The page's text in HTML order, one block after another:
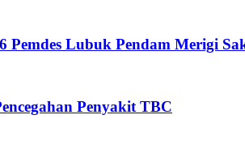
Lubuk Pendam Merigi
Penyakit TBC